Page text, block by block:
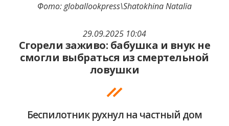
29.09.2025 10:04
Сгорели заживо: бабушка и внук не
смогли выбраться из смертельной
ловушки
Беспилотник рухнул на частный дом
Фото: globallookpress\Shatokhina Natalia